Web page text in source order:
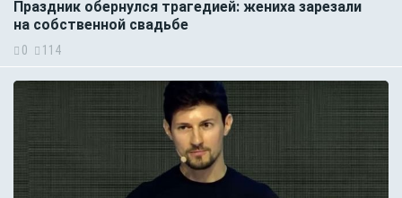
Праздник обернулся трагедией: жениха зарезали
на собственной свадьбе
0 114